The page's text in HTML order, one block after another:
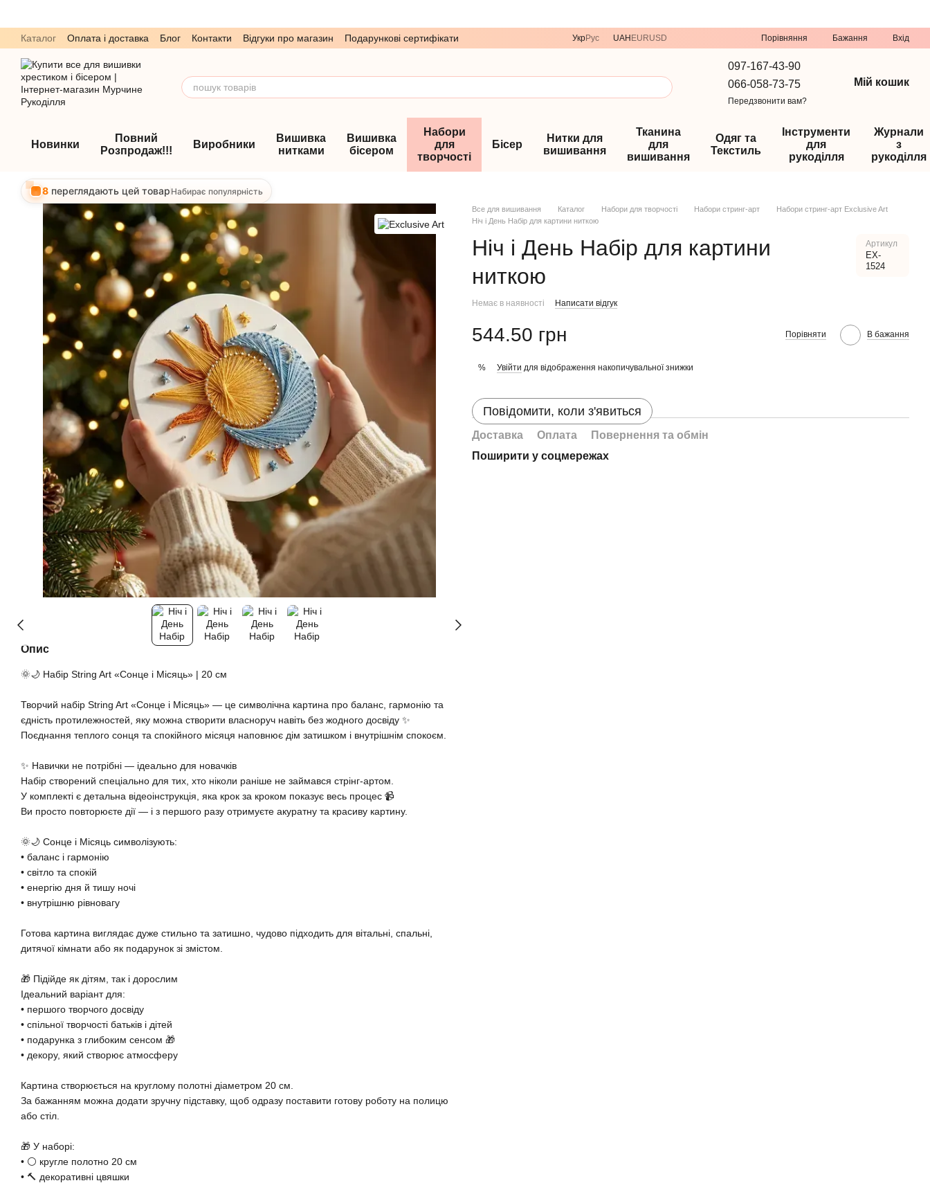
Каталог Оплата і доставка Блог Контакти Відгуки про магазин
Подарункові сертифікати
Обмін та повернення
Угода користувача
УкрРус UAH EURUSD Порівняння Бажання Вхід
097-167-43-90
066-058-73-75
Передзвонити вам?
Мій кошик
Новинки
Повний
Розпродаж!!!
Виробники
Вишивка
нитками
Вишивка
бісером
Набори
для
творчості
Бісер
Нитки для
вишивання
Тканина
для
вишивання
Одяг та
Текстиль
Інструменти
для
рукоділля
Журнали
з
рукоділля
8 переглядають цей товарНабирає популярність
Опис
🌞🌙 Набір String Art «Сонце і Місяць» | 20 см
Творчий набір String Art «Сонце і Місяць» — це символічна картина про баланс, гармонію та
єдність протилежностей, яку можна створити власноруч навіть без жодного досвіду ✨
Поєднання теплого сонця та спокійного місяця наповнює дім затишком і внутрішнім спокоєм.
✨ Навички не потрібні — ідеально для новачків
Набір створений спеціально для тих, хто ніколи раніше не займався стрінг-артом.
У комплекті є детальна відеоінструкція, яка крок за кроком показує весь процес 📹
Ви просто повторюєте дії — і з першого разу отримуєте акуратну та красиву картину.
🌞🌙 Сонце і Місяць символізують:
• баланс і гармонію
• світло та спокій
• енергію дня й тишу ночі
• внутрішню рівновагу
Готова картина виглядає дуже стильно та затишно, чудово підходить для вітальні, спальні,
дитячої кімнати або як подарунок зі змістом.
🎁 Підійде як дітям, так і дорослим
Ідеальний варіант для:
• першого творчого досвіду
• спільної творчості батьків і дітей
• подарунка з глибоким сенсом 🎁
• декору, який створює атмосферу
Картина створюється на круглому полотні діаметром 20 см.
За бажанням можна додати зручну підставку, щоб одразу поставити готову роботу на полицю
або стіл.
🎁 У наборі:
• ⚪ кругле полотно 20 см
• 🔨 декоративні цвяшки
Все для вишивання Каталог Набори для творчості Набори стринг-арт
Набори стринг-арт Exclusive Art
Ніч і День Набір для картини ниткою
Ніч і День Набір для картини
ниткою
Артикул
EX-
1524
Немає в наявності Написати відгук
544.50 грн Порівняти В бажання
% Увійти для відображення накопичувальної знижки
Повідомити, коли з'явиться
Доставка Оплата
Повернення та обмін
Поширити у соцмережах